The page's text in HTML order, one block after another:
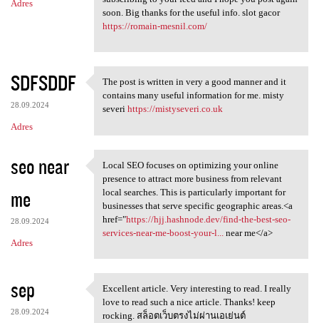
Adres
soon. Big thanks for the useful info. slot gacor
https://romain-mesnil.com/
SDFSDDF
28.09.2024
Adres
The post is written in very a
The post is written in very a good manner and it
contains many useful information for me. misty
severi https://mistyseveri.co.uk
seo near
me
28.09.2024
Adres
Local SEO focuses on
Local SEO focuses on optimizing your online
presence to attract more business from relevant
local searches. This is particularly important for
businesses that serve specific geographic areas.<a
href="https://hjj.hashnode.dev/find-the-best-seo-
services-near-me-boost-your-l...
near me</a>
sep
28.09.2024
Excellent article. Very
Excellent article. Very interesting to read. I really
love to read such a nice article. Thanks! keep
rocking. สล็อตเว็บตรงไม่ผ่านเอเย่นต์